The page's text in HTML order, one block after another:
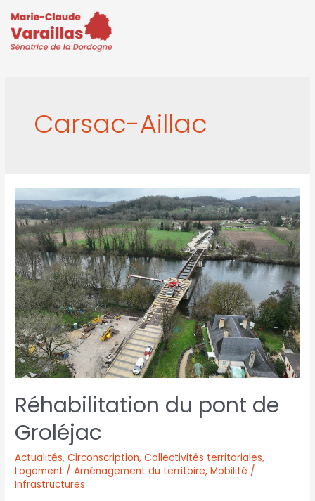
Carsac-Aillac
Réhabilitation du pont de
Groléjac
Actualités,Circonscription,Collectivités territoriales,
Logement / Aménagement du territoire,Mobilité /
Infrastructures